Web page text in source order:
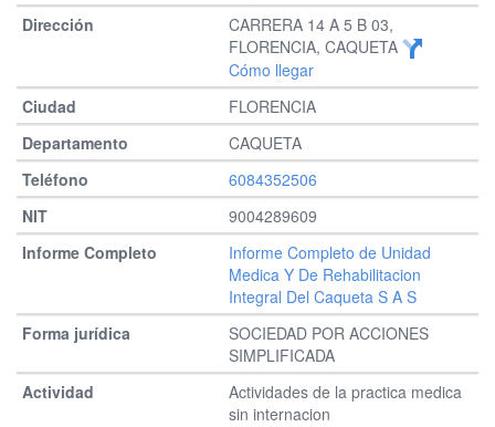
CARRERA 14 A 5 B 03,
FLORENCIA, CAQUETA
Cómo llegar
FLORENCIA
CAQUETA
6084352506
9004289609
Informe Completo de Unidad
Medica Y De Rehabilitacion
Integral Del Caqueta S A S
SOCIEDAD POR ACCIONES
SIMPLIFICADA
Actividades de la practica medica
sin internacion